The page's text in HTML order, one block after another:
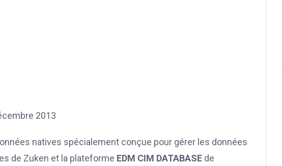
2013
natives spécialement conçue pour gérer les données
de Zuken et la plateforme EDM CIM DATABASE de